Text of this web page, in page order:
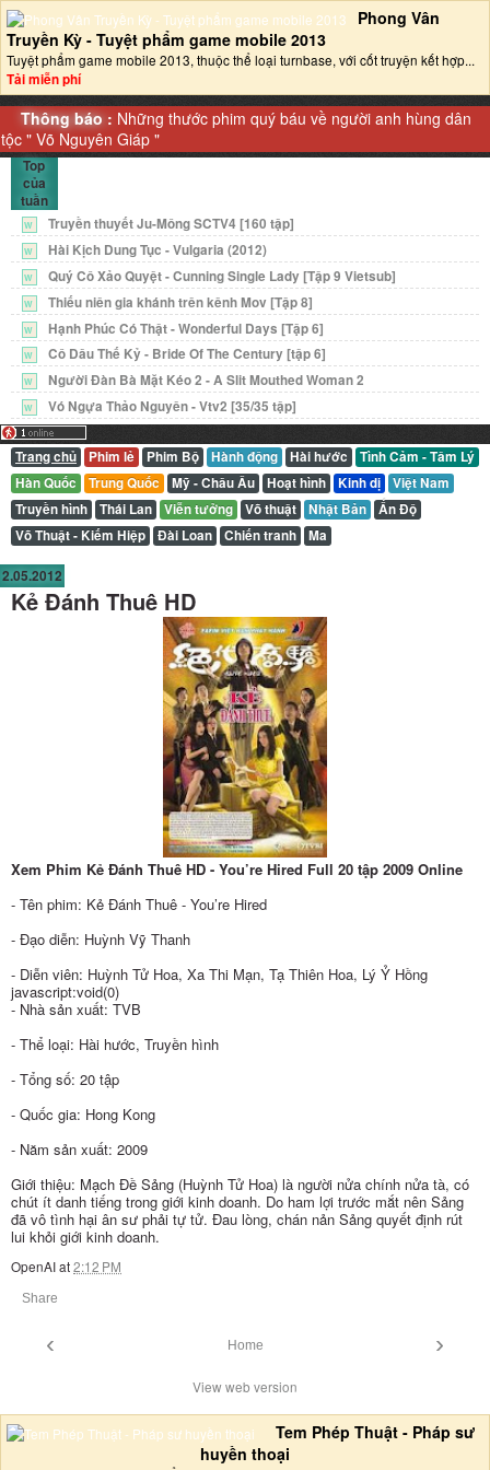
Phong Vân
Truyền Kỳ - Tuyệt phẩm game mobile 2013‎
Tuyệt phẩm game mobile 2013, thuộc thể loại turnbase, với cốt truyện kết hợp...
Tải miễn phí
Thông báo : Những thước phim quý báu về người anh hùng dân
tộc "Võ Nguyên Giáp "
Top
của
tuần
W Truyền thuyết Ju-Mông SCTV4 [160 tập]
W Hài Kịch Dung Tục - Vulgaria (2012)
W Quý Cô Xảo Quyệt - Cunning Single Lady [Tập 9 Vietsub]
W Thiếu niên gia khánh trên kênh Mov [Tập 8]
W Hạnh Phúc Có Thật - Wonderful Days [Tập 6]
W Cô Dâu Thế Kỷ - Bride Of The Century [tập 6]
W Người Đàn Bà Mặt Kéo 2 - A Slit Mouthed Woman 2
W Vó Ngựa Thảo Nguyên - Vtv2 [35/35 tập]
Trang chủ Phim lẻ Phim Bộ Hành động Hài hước
Tình Cảm - Tâm Lý
Hàn Quốc
Trung Quốc Mỹ - Châu Âu Hoạt hình Kinh dị
Việt Nam
Truyền hình
Thái Lan Viễn tưởng Võ thuật Nhật Bản
Ấn Độ
Võ Thuật - Kiếm Hiệp
Đài Loan Chiến tranh Ma
2.05.2012
Kẻ Đánh Thuê HD
Xem Phim Kẻ Đánh Thuê HD - You’re Hired Full 20 tập 2009 Online
- Tên phim: Kẻ Đánh Thuê - You’re Hired
- Đạo diễn: Huỳnh Vỹ Thanh
- Diễn viên: Huỳnh Tử Hoa, Xa Thi Mạn, Tạ Thiên Hoa, Lý Ỷ Hồng
javascript:void(0)
- Nhà sản xuất: TVB
- Thể loại: Hài hước, Truyền hình
- Tổng số: 20 tập
- Quốc gia: Hong Kong
- Năm sản xuất: 2009
Giới thiệu: Mạch Đề Sảng (Huỳnh Tử Hoa) là người nửa chính nửa tà, có
chút ít danh tiếng trong giới kinh doanh. Do ham lợi trước mắt nên Sảng
đã vô tình hại ân sư phải tự tử. Đau lòng, chán nản Sảng quyết định rút
lui khỏi giới kinh doanh.
OpenAIat2:12 PM
Share
‹ ›
Home
View web version
Tem Phép Thuật - Pháp sư
huyền thoại